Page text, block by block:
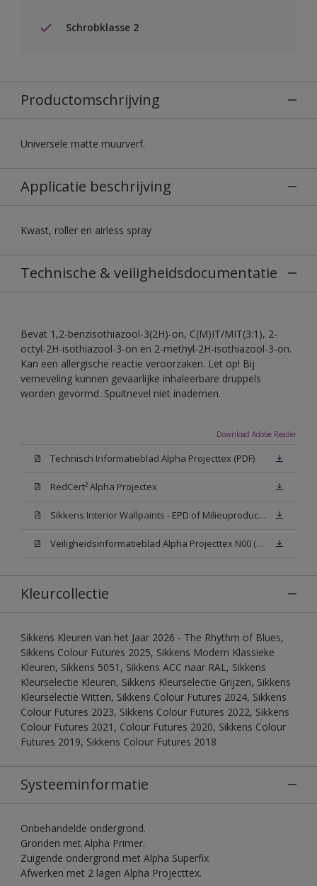
Schrobklasse 2
Productomschrijving
Universele matte muurverf.
Applicatie beschrijving
Kwast, roller en airless spray
Technische & veiligheidsdocumentatie
Bevat 1,2-benzisothiazool-3(2H)-on, C(M)IT/MIT(3:1), 2-
octyl-2H-isothiazool-3-on en 2-methyl-2H-isothiazool-3-on.
Kan een allergische reactie veroorzaken. Let op! Bij
verneveling kunnen gevaarlijke inhaleerbare druppels
worden gevormd. Spuitnevel niet inademen.
Download Adobe Reader
Technisch Informatieblad Alpha Projecttex (PDF)
RedCert² Alpha Projectex
Sikkens Interior Wallpaints - EPD of Milieuproductverklaring
Veiligheidsinformatieblad Alpha Projecttex N00 (MSDS)
Kleurcollectie
Sikkens Kleuren van het Jaar 2026 - The Rhythm of Blues,
Sikkens Colour Futures 2025, Sikkens Modern Klassieke
Kleuren, Sikkens 5051, Sikkens ACC naar RAL, Sikkens
Kleurselectie Kleuren, Sikkens Kleurselectie Grijzen, Sikkens
Kleurselectie Witten, Sikkens Colour Futures 2024, Sikkens
Colour Futures 2023, Sikkens Colour Futures 2022, Sikkens
Colour Futures 2021, Colour Futures 2020, Sikkens Colour
Futures 2019, Sikkens Colour Futures 2018
Systeeminformatie
Onbehandelde ondergrond.
Gronden met Alpha Primer.
Zuigende ondergrond met Alpha Superfix.
Afwerken met 2 lagen Alpha Projecttex.